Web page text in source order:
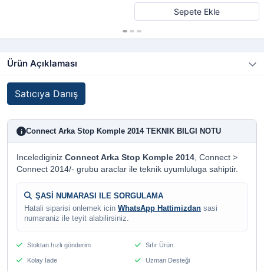
Sepete Ekle
Ürün Açıklaması
Satıcıya Danış
i Connect Arka Stop Komple 2014 TEKNIK BILGI NOTU
Incelediginiz Connect Arka Stop Komple 2014, Connect >
Connect 2014/- grubu araclar ile teknik uyumluluga sahiptir.
ŞASİ NUMARASI ILE SORGULAMA
Hatali siparisi onlemek icin WhatsApp Hattimizdan sasi
numaraniz ile teyit alabilirsiniz.
Stoktan hızlı gönderim Sıfır Ürün
Kolay İade Uzman Desteği